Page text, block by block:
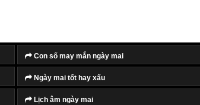
từ sáng đến khoảng 1 giờ chiều.
Con số may mắn ngày mai
Ngày mai tốt hay xấu
Lịch âm ngày mai